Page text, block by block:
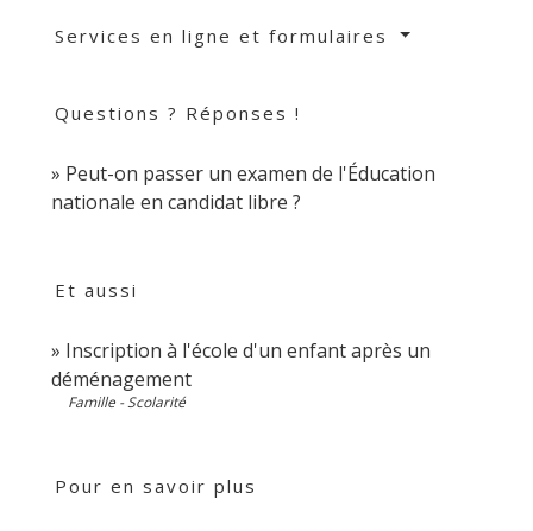
Services en ligne et formulaires
Questions ? Réponses !
Peut-on passer un examen de l'Éducation
nationale en candidat libre ?
Et aussi
Inscription à l'école d'un enfant après un
déménagement
Famille - Scolarité
Pour en savoir plus